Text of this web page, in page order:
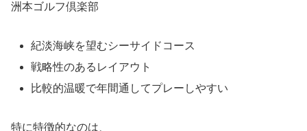
洲本ゴルフ倶楽部
紀淡海峡を望むシーサイドコース
戦略性のあるレイアウト
比較的温暖で年間通してプレーしやすい
特に特徴的なのは、